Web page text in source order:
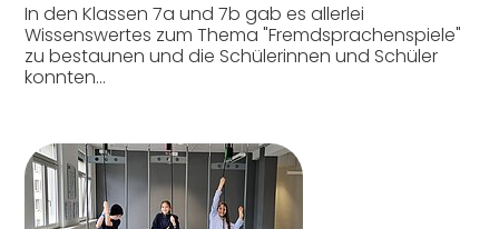
In den Klassen 7a und 7b gab es allerlei
Wissenswertes zum Thema "Fremdsprachenspiele"
zu bestaunen und die Schülerinnen und Schüler
konnten…